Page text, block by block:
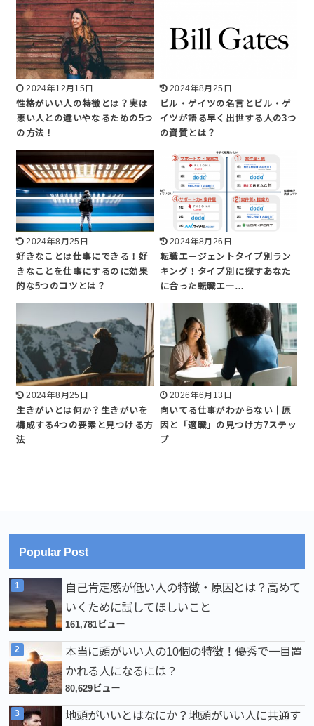
2024年12月15日
性格がいい人の特徴とは？実は
悪い人との違いやなるための5つ
の方法！
2024年8月25日
ビル・ゲイツの名言とビル・ゲ
イツが語る早く出世する人の3つ
の資質とは？
2024年8月25日
好きなことは仕事にできる！好
きなことを仕事にするのに効果
的な5つのコツとは？
2024年8月26日
転職エージェントタイプ別ラン
キング！タイプ別に探すあなた
に合った転職エー…
2024年8月25日
生きがいとは何か？生きがいを
構成する4つの要素と見つける方
法
2026年6月13日
向いてる仕事がわからない｜原
因と「適職」の見つけ方7ステッ
プ
Popular Post
自己肯定感が低い人の特徴・原因とは？高めて
いくために試してほしいこと
161,781ビュー
本当に頭がいい人の10個の特徴！優秀で一目置
かれる人になるには？
80,629ビュー
地頭がいいとはなにか？地頭がいい人に共通す